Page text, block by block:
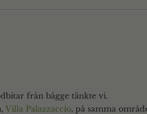
från bägge tänkte vi.
Villa Palazzaccio, på samma